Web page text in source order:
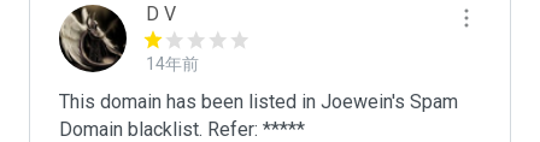
D V
14年前
This domain has been listed in Joewein's Spam
Domain blacklist. Refer: *****